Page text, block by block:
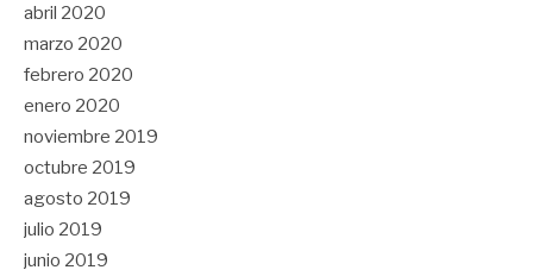
abril 2020
marzo 2020
febrero 2020
enero 2020
noviembre 2019
octubre 2019
agosto 2019
julio 2019
junio 2019